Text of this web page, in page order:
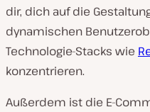
dir, dich auf die
dynamischen
Technologie-Stacks wie
konzentrieren.
Außerdem ist die E-